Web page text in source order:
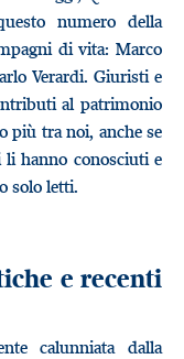
numero della
di vita: Marco
Verardi. Giuristi e
al patrimonio
più tra noi, anche se
hanno conosciuti e
solo letti.
e recenti
calunniata dalla